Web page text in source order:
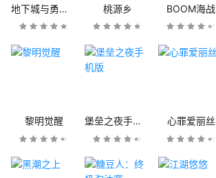
地下城与勇士M 桃源乡 BOOM海战
黎明觉醒 堡垒之夜手机版 心罪爱丽丝